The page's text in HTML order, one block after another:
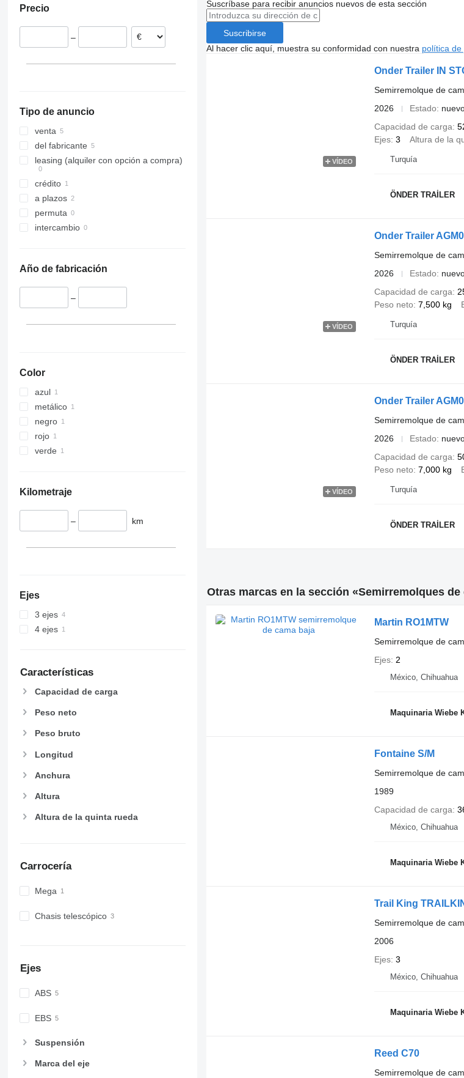
Precio
–
Tipo de anuncio
venta
del fabricante
leasing (alquiler con opción a compra)
crédito
a plazos
permuta
intercambio
Año de fabricación
–
Color
azul
metálico
negro
rojo
verde
Kilometraje
– km
Ejes
3 ejes
4 ejes
Características
Capacidad de carga
Peso neto
Peso bruto
Longitud
Anchura
Altura
Altura de la quinta rueda
Carrocería
Mega
Chasis telescópico
Ejes
ABS
EBS
Suspensión
Marca del eje
Suscríbase para recibir anuncios nuevos de esta sección
Suscribirse
Al hacer clic aquí, muestra su conformidad con nuestra política de
VÍDEO
Onder Trailer IN
Semirremolque de
2026
Estado
Capacidad de carga
Ejes 3 Altura de la
Turquía
ÖNDER TRAİLER
VÍDEO
Onder Trailer
Semirremolque de
2026
Estado
Capacidad de carga
Peso neto 7,500 kg
Turquía
ÖNDER TRAİLER
VÍDEO
Onder Trailer
Semirremolque de
2026
Estado
Capacidad de carga
Peso neto 7,000 kg
Turquía
ÖNDER TRAİLER
Otras marcas en la sección «Semirremolques de
Martin RO1MTW
Semirremolque de
Ejes 2
México, Chihuahua
Maquinaria Wiebe
Fontaine S/M
Semirremolque de
1989
Capacidad de carga
México, Chihuahua
Maquinaria Wiebe
Trail King
Semirremolque de
2006
Ejes 3
México, Chihuahua
Maquinaria Wiebe
Reed C70
Semirremolque de